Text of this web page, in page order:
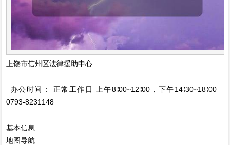
上饶市信州区法律援助中心
办公时间： 正常工作日 上午8∶00~12∶00，下午14∶30~18∶00
0793-8231148
基本信息
地图导航